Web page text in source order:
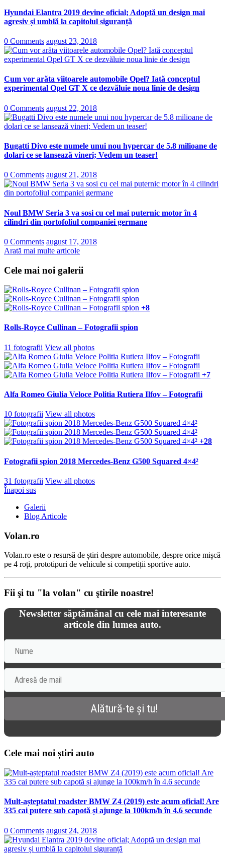
Hyundai Elantra 2019 devine oficial; Adoptă un design mai
agresiv și umblă la capitolul siguranță
0 Comments august 23, 2018
Cum vor arăta viitoarele automobile Opel? Iată conceptul
experimental Opel GT X ce dezvăluie noua linie de design
0 Comments august 22, 2018
Bugatti Divo este numele unui nou hypercar de 5.8 milioane de
dolari ce se lansează vineri; Vedem un teaser!
0 Comments august 21, 2018
Noul BMW Seria 3 va sosi cu cel mai puternic motor în 4
cilindri din portofoliul companiei germane
0 Comments august 17, 2018
Arată mai multe articole
Cele mai noi galerii
+8
Rolls-Royce Cullinan – Fotografii spion
11 fotografii View all photos
+7
Alfa Romeo Giulia Veloce Politia Rutiera Ilfov – Fotografii
10 fotografii View all photos
+28
Fotografii spion 2018 Mercedes-Benz G500 Squared 4×4²
31 fotografii View all photos
Înapoi sus
Galerii
Blog Articole
Volan.ro
Volan.ro este o resursă de știri despre automobile, despre orice mișcă
pe 4 roți, prototipuri de vehicule si competiții sportive auto.
Fii şi tu "la volan" cu ştirile noastre!
Newsletter săptămânal cu cele mai interesante
articole din lumea auto.
Cele mai noi știri auto
Mult-așteptatul roadster BMW Z4 (2019) este acum oficial! Are
335 cai putere sub capotă și ajunge la 100km/h în 4.6 secunde
0 Comments august 24, 2018